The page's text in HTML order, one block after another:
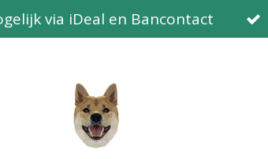
via iDeal en Bancontact